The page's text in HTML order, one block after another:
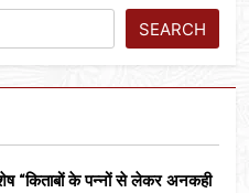
SEARCH
“किताबों के पन्नों से लेकर अनकही